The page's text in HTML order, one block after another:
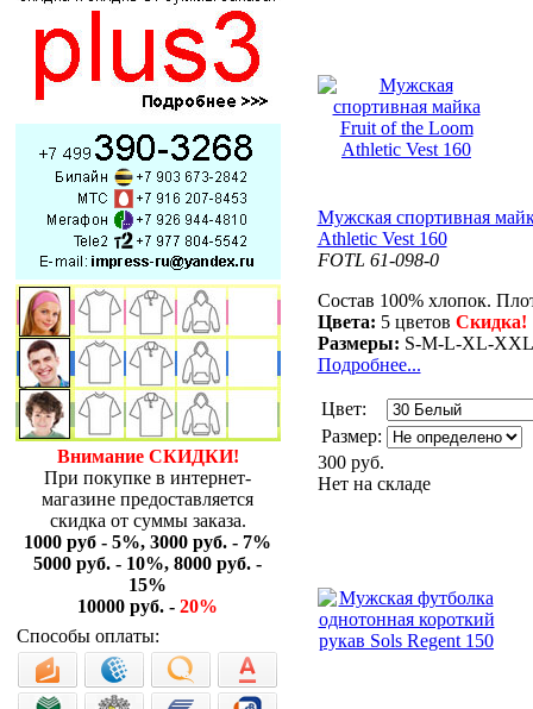
Внимание СКИДКИ!
При покупке в интернет-
магазине предоставляется
скидка от суммы заказа.
1000 руб - 5%, 3000 руб. - 7%
5000 руб. - 10%, 8000 руб. -
15%
10000 руб. - 20%
Способы оплаты:
Мужская спортивная
Athletic Vest 160
FOTL 61-098-0
Состав 100% хлопок.
Цвета: 5 цветов Скидка!
Размеры: S-M-L-XL-XXL
Подробнее...
Цвет:
Размер:
300 руб.
Нет на складе